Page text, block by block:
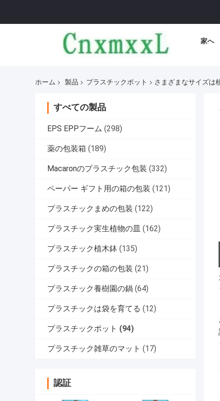
家へ
ホーム 製品 プラスチックポット さまざまなサイズは
すべての製品
EPS EPPフーム (298)
薬の包装箱 (189)
Macaronのプラスチック包装 (332)
ペーパー ギフト用の箱の包装 (121)
プラスチックまめの包装 (122)
プラスチック実生植物の皿 (162)
プラスチック植木鉢 (135)
プラスチックの箱の包装 (21)
プラスチック養樹園の鍋 (64)
プラスチックは袋を育てる (12)
プラスチックポット (94)
プラスチック雑草のマット (17)
認証